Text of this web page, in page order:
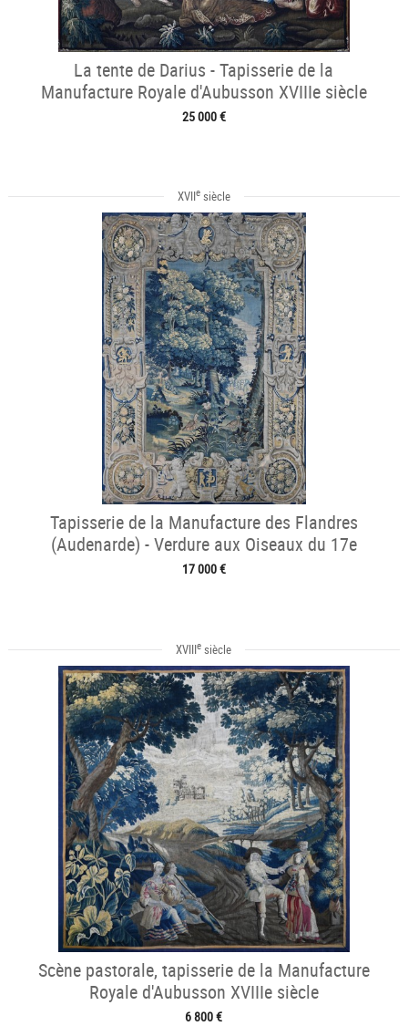
La tente de Darius - Tapisserie de la
Manufacture Royale d'Aubusson XVIIIe siècle
25 000 €
XVIIesiècle
Tapisserie de la Manufacture des Flandres
(Audenarde) - Verdure aux Oiseaux du 17e
17 000 €
XVIIIe siècle
Scène pastorale, tapisserie de la Manufacture
Royale d'Aubusson XVIIIe siècle
6 800 €